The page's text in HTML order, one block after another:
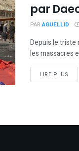
par
PAR AGUELLID
Depuis le triste
les massacres
LIRE PLUS